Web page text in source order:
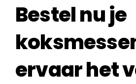
Bestel nu je
ervaar het